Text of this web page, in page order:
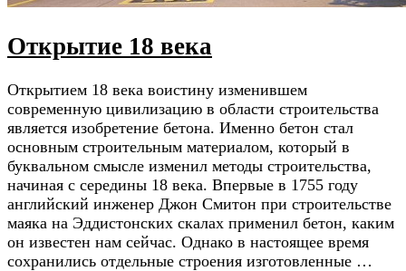
Открытие 18 века
Открытием 18 века воистину изменившем
современную цивилизацию в области строительства
является изобретение бетона. Именно бетон стал
основным строительным материалом, который в
буквальном смысле изменил методы строительства,
начиная с середины 18 века. Впервые в 1755 году
английский инженер Джон Смитон при строительстве
маяка на Эддистонских скалах применил бетон, каким
он известен нам сейчас. Однако в настоящее время
сохранились отдельные строения изготовленные …